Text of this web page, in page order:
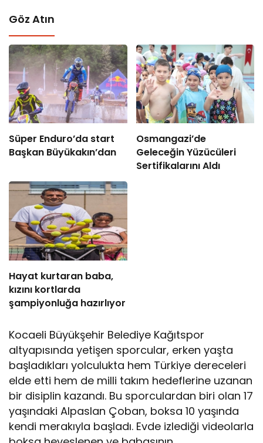
Göz Atın
Süper Enduro’da start
Başkan Büyükakın’dan
Osmangazi’de
Geleceğin Yüzücüleri
Sertifikalarını Aldı
Hayat kurtaran baba,
kızını kortlarda
şampiyonluğa hazırlıyor
Kocaeli Büyükşehir Belediye Kağıtspor
altyapısında yetişen sporcular, erken yaşta
başladıkları yolculukta hem Türkiye dereceleri
elde etti hem de milli takım hedeflerine uzanan
bir disiplin kazandı. Bu sporculardan biri olan 17
yaşındaki Alpaslan Çoban, boksa 10 yaşında
kendi merakıyla başladı. Evde izlediği videolarla